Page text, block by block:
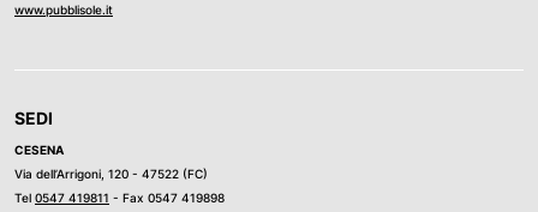
www.pubblisole.it
SEDI
CESENA
Via dell’Arrigoni, 120 - 47522 (FC)
Tel 0547 419811 - Fax 0547 419898